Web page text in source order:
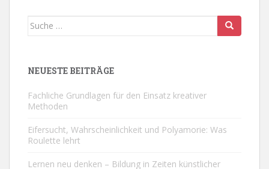
Suche
NEUESTE BEITRÄGE
Fachliche Grundlagen für den Einsatz kreativer
Methoden
Eifersucht, Wahrscheinlichkeit und Polyamorie: Was
Roulette lehrt
Lernen neu denken – Bildung in Zeiten künstlicher